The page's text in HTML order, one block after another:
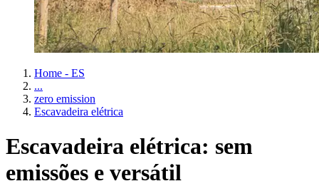
Home - ES
...
zero emission
Escavadeira elétrica
Escavadeira elétrica: sem
emissões e versátil